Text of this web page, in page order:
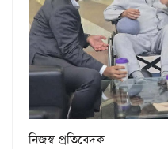
নিজস্ব প্রতিবেদক